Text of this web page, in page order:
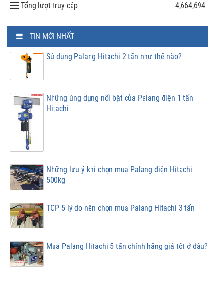
Tổng lượt truy cập
4,664,694
TIN MỚI NHẤT
Sử dụng Palang Hitachi 2 tấn như thế nào?
Những ứng dụng nổi bật của Palang điện 1 tấn
Hitachi
Những lưu ý khi chọn mua Palang điện Hitachi
500kg
TOP 5 lý do nên chọn mua Palang Hitachi 3 tấn
Mua Palang Hitachi 5 tấn chính hãng giá tốt ở đâu?